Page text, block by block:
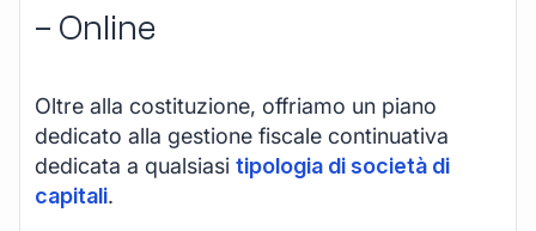
– Online
Oltre alla costituzione, offriamo un piano
dedicato alla gestione fiscale continuativa
dedicata a qualsiasi tipologia di società di
capitali.